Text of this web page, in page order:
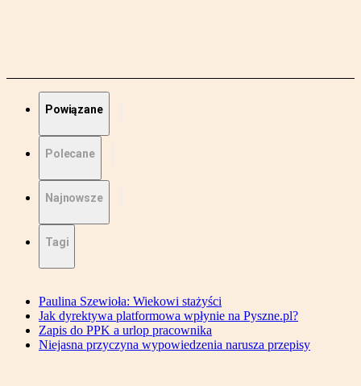
Powiązane
Polecane
Najnowsze
Tagi
Paulina Szewioła: Wiekowi stażyści
Jak dyrektywa platformowa wpłynie na Pyszne.pl?
Zapis do PPK a urlop pracownika
Niejasna przyczyna wypowiedzenia narusza przepisy